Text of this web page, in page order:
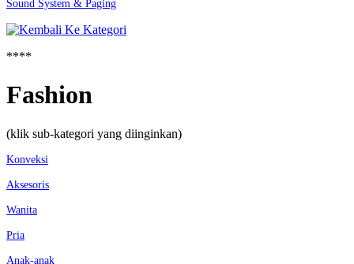
Sound System & Paging
****
Fashion
(klik sub-kategori yang diinginkan)
Konveksi
Aksesoris
Wanita
Pria
Anak-anak